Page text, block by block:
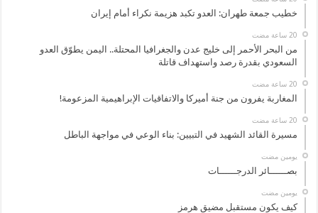
خطيب جمعة طهران: العدو تكبد هزيمة نكراء أمام إيران
من البحر الأحمر إلى خليج عدن والجغرافيا المحتلة.. اليمن يطوّق العدو
السعودي بقدرة رصد واستهداف قاتلة
المغاربة يفرون من جنة أميركا والاتفاقيات الإبراهيمية المزعومة!
مسيرة القائد الشهيد في التبيين: بناء الوعي في مواجهة الباطل
‏يومين مضت
بصــــــائر الدرجــــــات
‏يومين مضت
كيف يكون مستقبل مضيق هرمز